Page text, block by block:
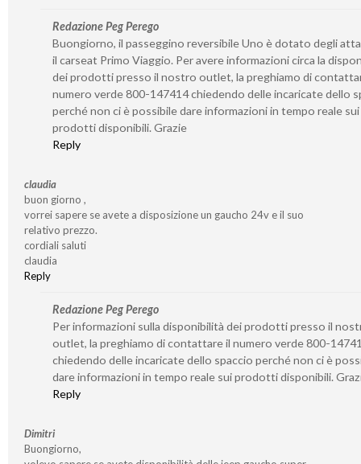
Redazione Peg Perego
Buongiorno, il passeggino reversibile Uno è dotato degli
il carseat Primo Viaggio. Per avere informazioni circa la
dei prodotti presso il nostro outlet, la preghiamo di
numero verde 800-147414 chiedendo delle incaricate dello
perché non ci è possibile dare informazioni in tempo reale sui
prodotti disponibili. Grazie
Reply
claudia
buon giorno ,
vorrei sapere se avete a disposizione un gaucho 24v e il suo
relativo prezzo.
cordiali saluti
claudia
Reply
Redazione Peg Perego
Per informazioni sulla disponibilità dei prodotti presso il
outlet, la preghiamo di contattare il numero verde 800-
chiedendo delle incaricate dello spaccio perché non ci è
dare informazioni in tempo reale sui prodotti disponibili.
Reply
Dimitri
Buongiorno,